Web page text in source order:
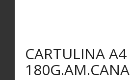
CARTULINA